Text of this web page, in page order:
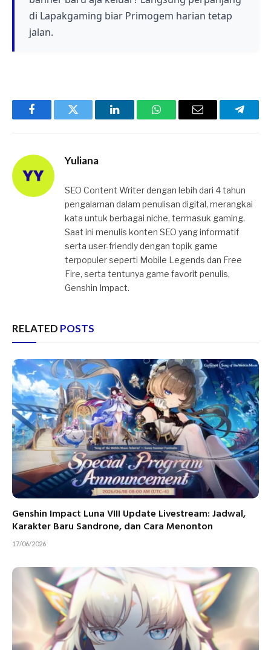
update ini menjadi momen yang ditunggu-
tunggu.
di Lapakgaming biar Primogem harian tetap
jalan.
FacebookTwitter LinkedInWhatsAppEmail
Yuliana
SEO Content Writer dengan lebih dari 4 tahun
pengalaman dalam penulisan digital, merangkai
kata untuk berbagai niche, termasuk gaming.
Saat ini menulis konten SEO yang informatif
serta user-friendly dengan topik game
terpopuler seperti Mobile Legends dan Free
Fire, serta tentunya game favorit penulis,
Genshin Impact.
RELATED POSTS
Genshin Impact Luna VIII Update Livestream: Jadwal,
Karakter Baru Sandrone, dan Cara Menonton
17/06/2026